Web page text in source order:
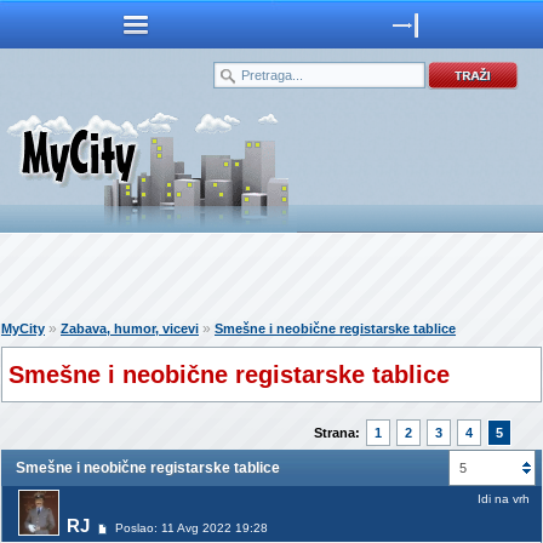
MyCity » Zabava, humor, vicevi » Smešne i neobične registarske tablice
Smešne i neobične registarske tablice
Strana: 1 2 3 4 5
5
Smešne i neobične registarske tablice
RJ Poslao: 11 Avg 2022 19:28
Idi na vrh